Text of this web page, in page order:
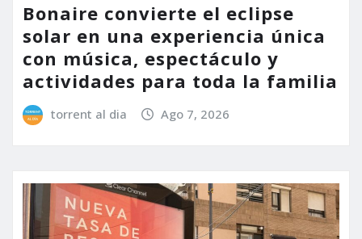
Bonaire convierte el eclipse
solar en una experiencia única
con música, espectáculo y
actividades para toda la familia
torrent al dia Ago 7, 2026